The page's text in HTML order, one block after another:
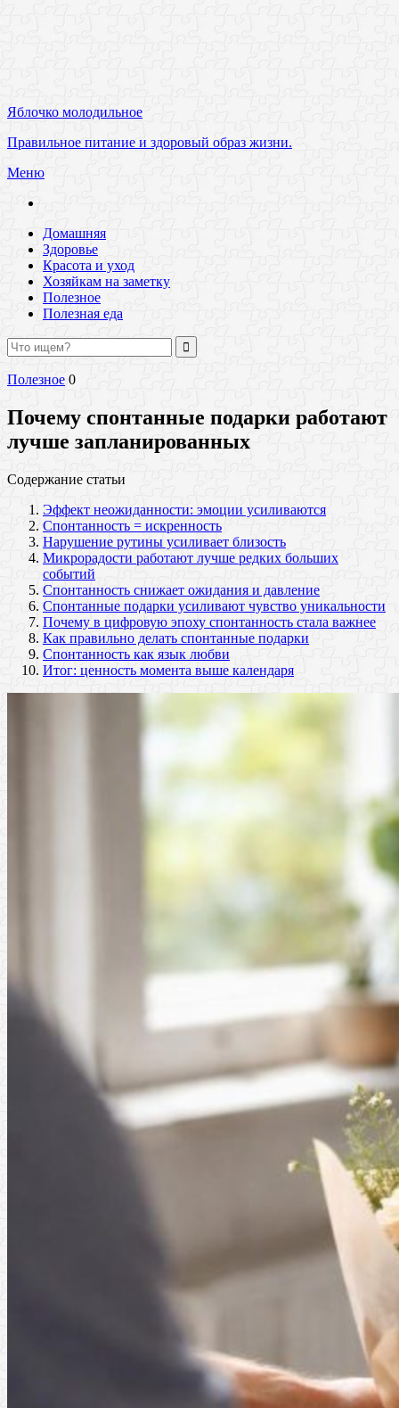
Яблочко молодильное
Правильное питание и здоровый образ жизни.
Меню
Домашняя
Здоровье
Красота и уход
Хозяйкам на заметку
Полезное
Полезная еда
Полезное 0
Почему спонтанные подарки работают
лучше запланированных
Содержание статьи
Эффект неожиданности: эмоции усиливаются
Спонтанность = искренность
Нарушение рутины усиливает близость
Микрорадости работают лучше редких больших
событий
Спонтанность снижает ожидания и давление
Спонтанные подарки усиливают чувство уникальности
Почему в цифровую эпоху спонтанность стала важнее
Как правильно делать спонтанные подарки
Спонтанность как язык любви
Итог: ценность момента выше календаря